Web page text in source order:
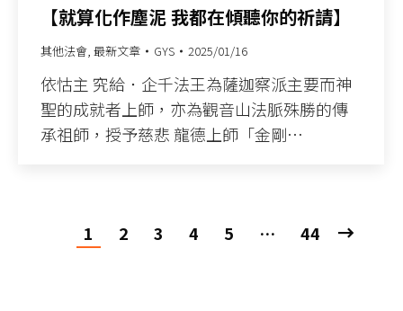
【就算化作塵泥 我都在傾聽你的祈請】
其他法會, 最新文章 GYS 2025/01/16
依怙主 究給．企千法王為薩迦察派主要而神
聖的成就者上師，亦為觀音山法脈殊勝的傳
承祖師，授予慈悲 龍德上師「金剛…
1 2 3 4 5 … 44